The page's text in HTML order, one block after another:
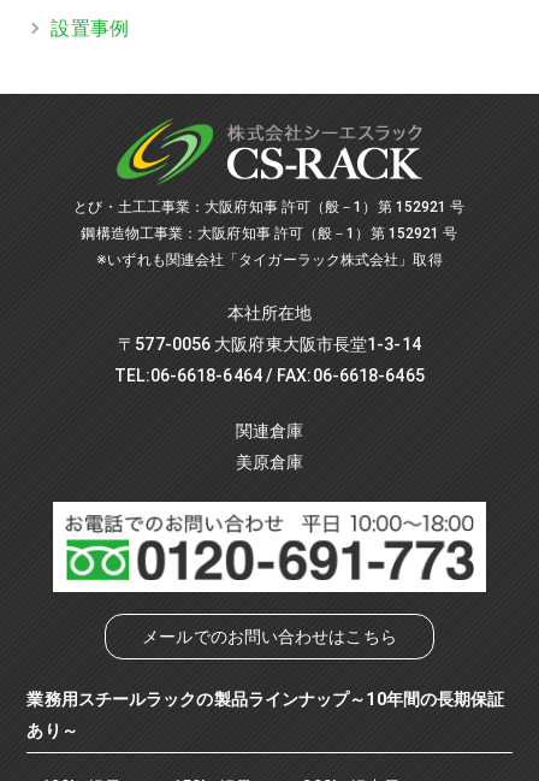
設置事例
とび・土工工事業：大阪府知事 許可（般－1）第 152921 号
鋼構造物工事業：大阪府知事 許可（般－1）第 152921 号
※いずれも関連会社「タイガーラック株式会社」取得
本社所在地
〒577-0056 大阪府東大阪市長堂1-3-14
TEL:06-6618-6464 / FAX:06-6618-6465
関連倉庫
美原倉庫
メールでのお問い合わせはこちら
業務用スチールラックの製品ラインナップ～10年間の長期保証
あり～